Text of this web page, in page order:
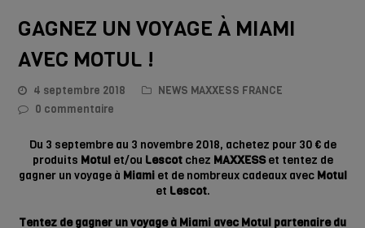
GAGNEZ UN VOYAGE À MIAMI
AVEC MOTUL !
4 septembre 2018
NEWS MAXXESS FRANCE
0 commentaire
Du 3 septembre au 3 novembre 2018, achetez pour 30 € de
produits Motulet/ou Lescotchez MAXXESSet tentez de
gagner un voyage à Miamiet de nombreux cadeaux avec Motul
et Lescot.
Tentez de gagner un voyage à Miami avec Motul partenaire du